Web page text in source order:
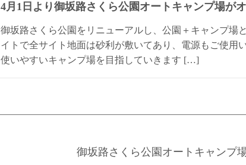
4月1日より御坂路さくら公園オートキャンプ場が
御坂路さくら公園をリニューアルし、公園＋キャンプ場
イトで全サイト地面は砂利が敷いてあり、電源もご使用
使いやすいキャンプ場を目指していきます […]
御坂路さくら公園オートキャンプ